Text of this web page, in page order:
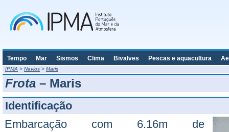
Tempo Mar Sismos Clima Bivalves Pescas e aquacultura
IPMA > Navios > Maris
Frota – Maris
Identificação
Embarcação com 6.16m de